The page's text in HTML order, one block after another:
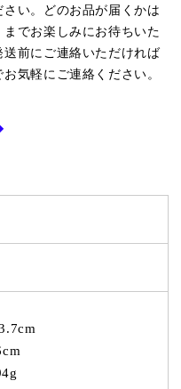
い。どのお品が届くかは
でお楽しみにお待ちいた
前にご連絡いただければ
気軽にご連絡ください。